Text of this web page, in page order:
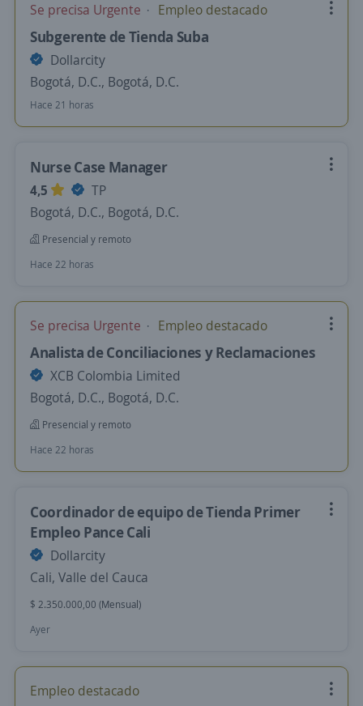
Se precisa Urgente Empleo destacado
Subgerente de Tienda Suba
Dollarcity
Bogotá, D.C., Bogotá, D.C.
Hace 21 horas
Nurse Case Manager
4,5
TP
Bogotá, D.C., Bogotá, D.C.
Presencial y remoto
Hace 22 horas
Se precisa Urgente Empleo destacado
Analista de Conciliaciones y Reclamaciones
XCB Colombia Limited
Bogotá, D.C., Bogotá, D.C.
Presencial y remoto
Hace 22 horas
Coordinador de equipo de Tienda Primer
Empleo Pance Cali
Dollarcity
Cali, Valle del Cauca
$ 2.350.000,00 (Mensual)
Ayer
Empleo destacado